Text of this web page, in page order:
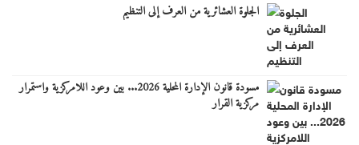
الجلوة العشائرية من العرف إلى التنظيم
مسودة قانون الإدارة المحلية 2026... بين وعود اللامركزية واستمرار
مركزية القرار